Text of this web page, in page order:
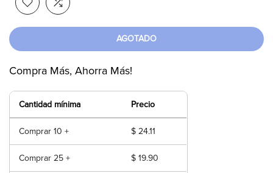
AGOTADO
Compra Más, Ahorra Más!
Cantidad mínima Precio
Comprar 10 + $ 24.11
Comprar 25 + $ 19.90